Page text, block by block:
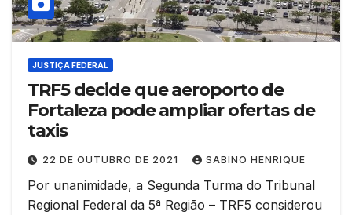
JUSTIÇA FEDERAL
TRF5 decide que aeroporto de
Fortaleza pode ampliar ofertas de
taxis
22 DE OUTUBRO DE 2021 SABINO HENRIQUE
Por unanimidade, a Segunda Turma do Tribunal
Regional Federal da 5ª Região – TRF5 considerou